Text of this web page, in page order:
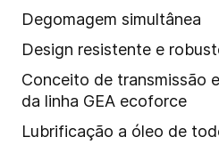
Degomagem simultânea
Design resistente e
Conceito de transmissão
da linha GEA ecoforce
Lubrificação a óleo de